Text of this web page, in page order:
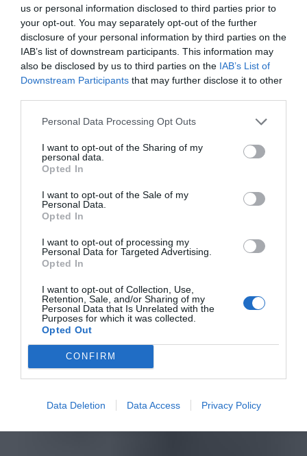
us or personal information disclosed to third parties prior to
your opt-out. You may separately opt-out of the further
disclosure of your personal information by third parties on the
IAB’s list of downstream participants. This information may
also be disclosed by us to third parties on the IAB’s List of
Downstream Participants that may further disclose it to other
Personal Data Processing Opt Outs
I want to opt-out of the Sharing of my
personal data.
Opted In
I want to opt-out of the Sale of my
Personal Data.
Opted In
I want to opt-out of processing my
Personal Data for Targeted Advertising.
Opted In
I want to opt-out of Collection, Use,
Retention, Sale, and/or Sharing of my
Personal Data that Is Unrelated with the
Purposes for which it was collected.
Opted Out
CONFIRM
Data Deletion Data Access Privacy Policy